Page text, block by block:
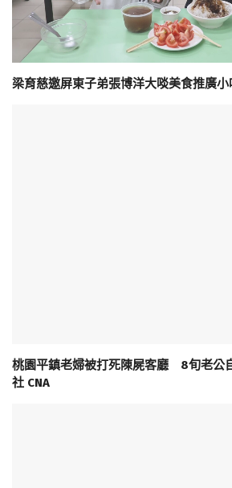
梁育慈邀屏東子弟張博洋大啖美食推廣
桃園平鎮老婦被打死陳屍客廳 8旬老公
社 CNA